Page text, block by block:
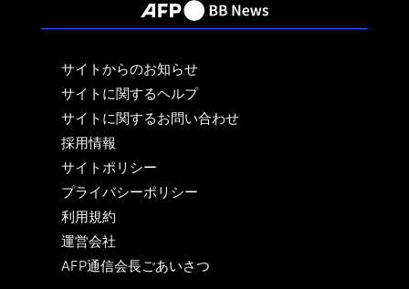
サイトからのお知らせ
サイトに関するヘルプ
サイトに関するお問い合わせ
採用情報
サイトポリシー
プライバシーポリシー
利用規約
運営会社
AFP通信会長ごあいさつ